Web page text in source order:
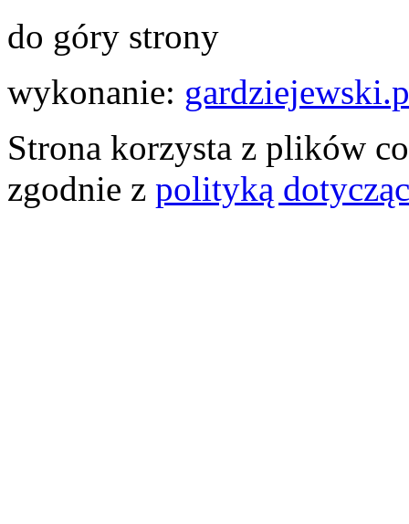
do góry strony
wykonanie:
Strona korzysta z plików
zgodnie z polityką